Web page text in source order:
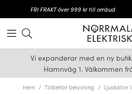
FRI FRAKT över 999 kr till ombud
Vi expanderar med en ny
Hamnväg 1. Välkommen
Hem Tillbehör belysning Ljuskällor